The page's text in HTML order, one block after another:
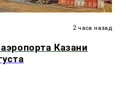
2 часа назад
Казани